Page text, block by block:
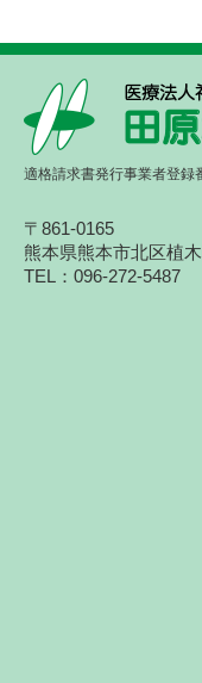
適格請求書発行事業者登録
〒861-0165
熊本県熊本市北区植
TEL：096-272-5487